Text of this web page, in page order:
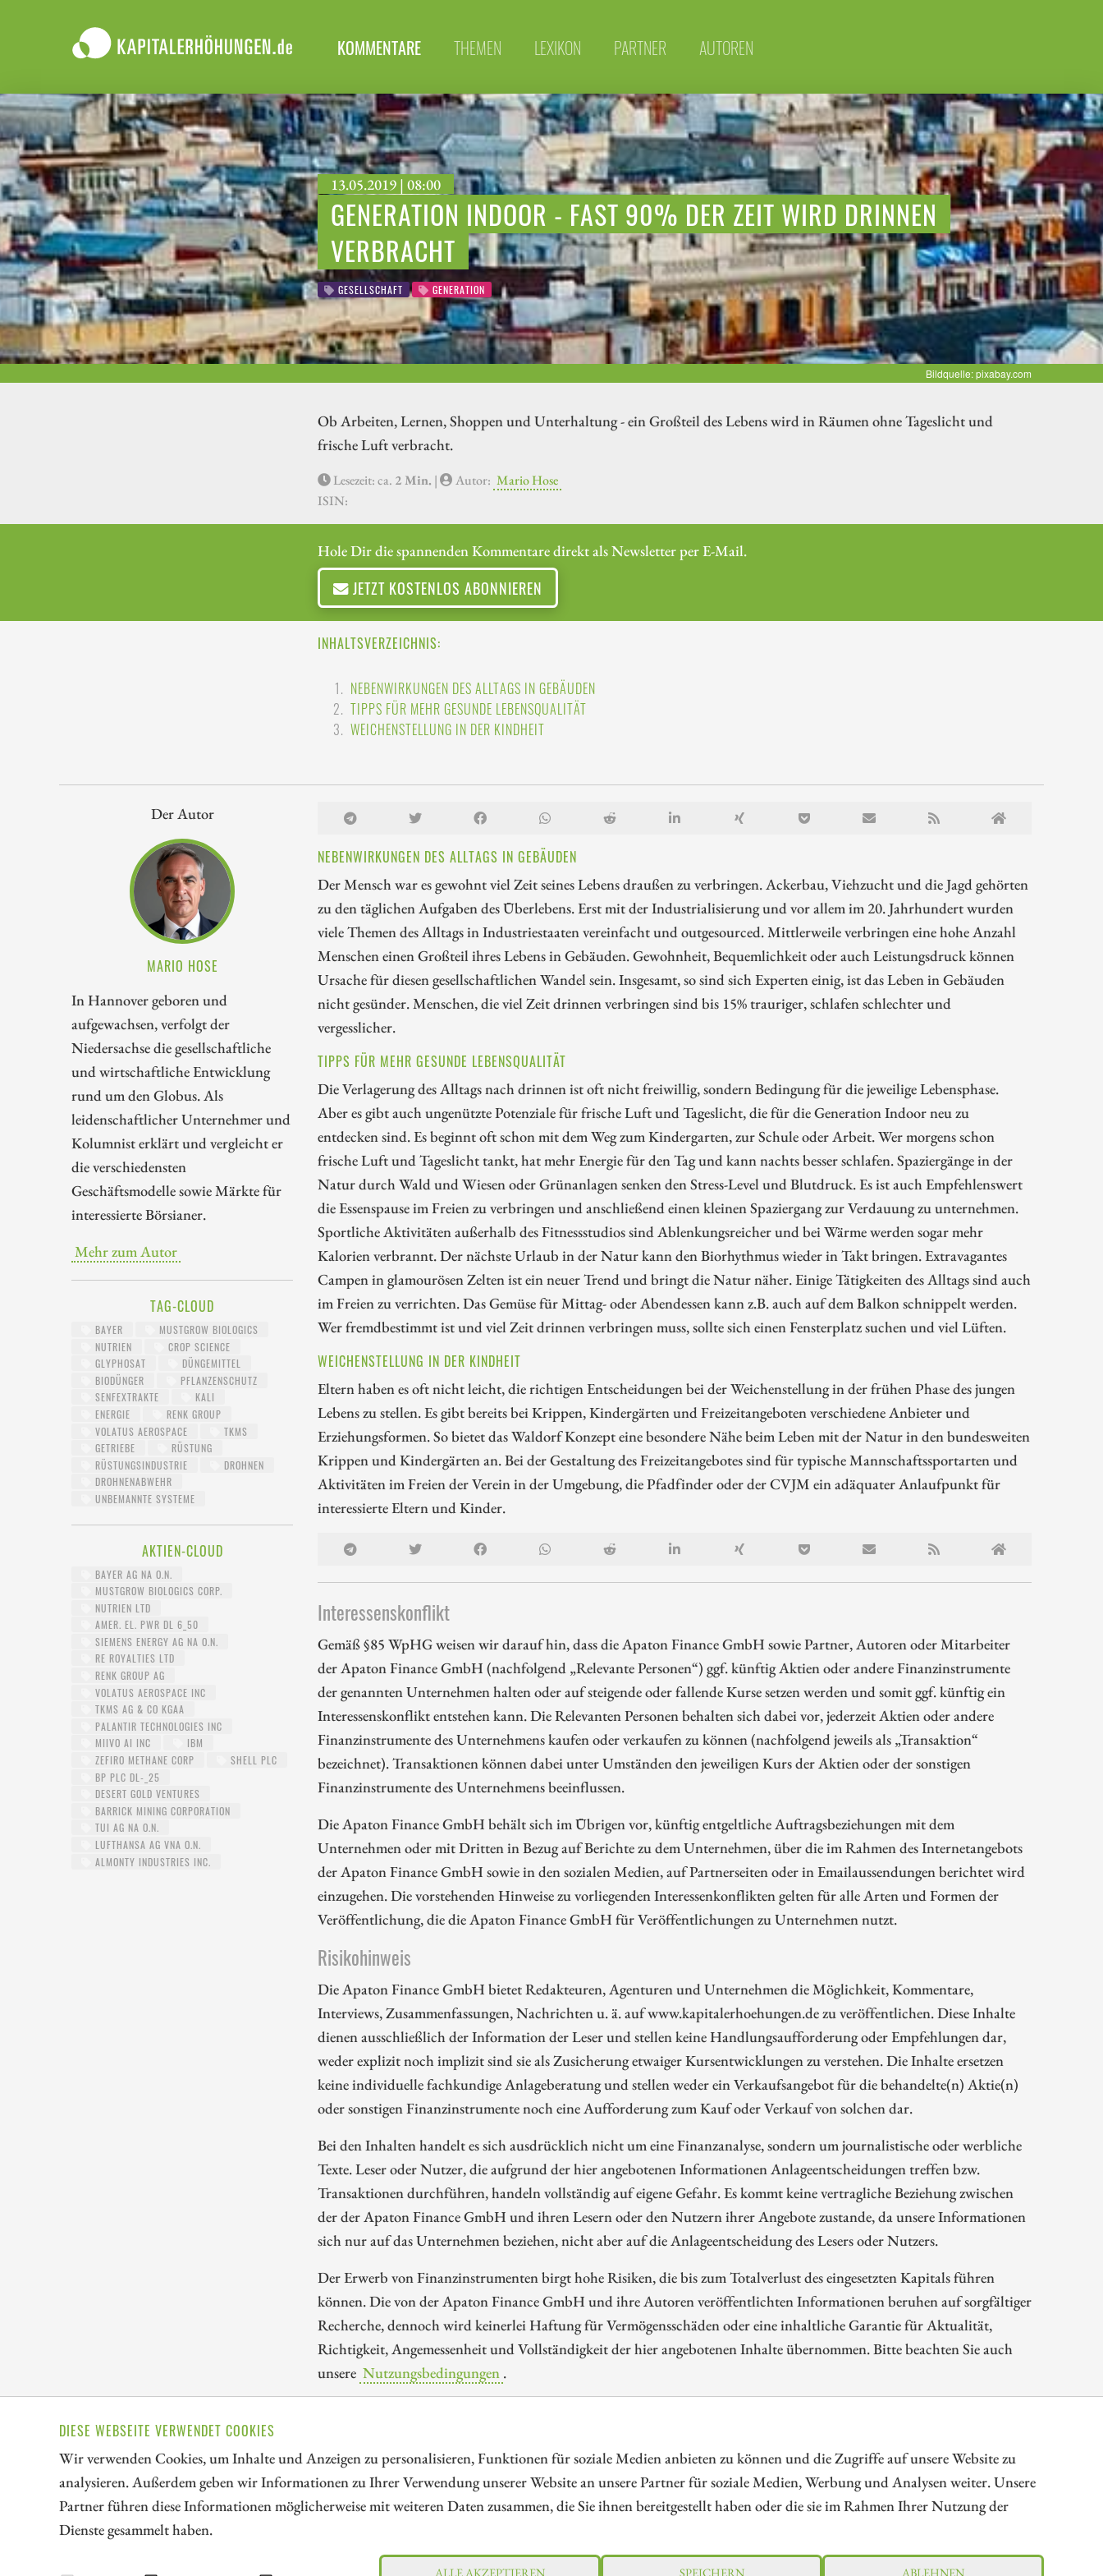
DIESE WEBSEITE VERWENDET COOKIES
Wir verwenden Cookies, um Inhalte und Anzeigen zu personalisieren, Funktionen für soziale Medien anbieten zu können und die Zugriffe auf unsere Website zu
analysieren. Außerdem geben wir Informationen zu Ihrer Verwendung unserer Website an unsere Partner für soziale Medien, Werbung und Analysen weiter. Unsere
Partner führen diese Informationen möglicherweise mit weiteren Daten zusammen, die Sie ihnen bereitgestellt haben oder die sie im Rahmen Ihrer Nutzung der
Dienste gesammelt haben.
ALLE AKZEPTIEREN SPEICHERN ABLEHNEN
KOMMENTARE THEMEN LEXIKON PARTNER AUTOREN
13.05.2019 | 08:00
GENERATION INDOOR - FAST 90% DER ZEIT WIRD DRINNEN
VERBRACHT
GESELLSCHAFT GENERATION
Bildquelle: pixabay.com
Ob Arbeiten, Lernen, Shoppen und Unterhaltung - ein Großteil des Lebens wird in Räumen ohne Tageslicht und
frische Luft verbracht.
Lesezeit: ca. 2 Min. | Autor: Mario Hose
ISIN:
Hole Dir die spannenden Kommentare direkt als Newsletter per E-Mail.
JETZT KOSTENLOS ABONNIEREN
INHALTSVERZEICHNIS:
NEBENWIRKUNGEN DES ALLTAGS IN GEBÄUDEN
TIPPS FÜR MEHR GESUNDE LEBENSQUALITÄT
WEICHENSTELLUNG IN DER KINDHEIT
Der Autor
MARIO HOSE
In Hannover geboren und
aufgewachsen, verfolgt der
Niedersachse die gesellschaftliche
und wirtschaftliche Entwicklung
rund um den Globus. Als
leidenschaftlicher Unternehmer und
Kolumnist erklärt und vergleicht er
die verschiedensten
Geschäftsmodelle sowie Märkte für
interessierte Börsianer.
Mehr zum Autor
TAG-CLOUD
BAYER
MUSTGROW BIOLOGICS
NUTRIEN
CROP SCIENCE
GLYPHOSAT
DÜNGEMITTEL
BIODÜNGER
PFLANZENSCHUTZ
SENFEXTRAKTE
KALI
ENERGIE
RENK GROUP
VOLATUS AEROSPACE
TKMS
GETRIEBE
RÜSTUNG
RÜSTUNGSINDUSTRIE
DROHNEN
DROHNENABWEHR
UNBEMANNTE SYSTEME
AKTIEN-CLOUD
BAYER AG NA O.N.
MUSTGROW BIOLOGICS CORP.
NUTRIEN LTD
AMER. EL. PWR DL 6_50
SIEMENS ENERGY AG NA O.N.
RE ROYALTIES LTD
RENK GROUP AG
VOLATUS AEROSPACE INC
TKMS AG & CO KGAA
PALANTIR TECHNOLOGIES INC
MIIVO AI INC
IBM
ZEFIRO METHANE CORP
SHELL PLC
BP PLC DL-_25
DESERT GOLD VENTURES
BARRICK MINING CORPORATION
TUI AG NA O.N.
LUFTHANSA AG VNA O.N.
ALMONTY INDUSTRIES INC.
NEBENWIRKUNGEN DES ALLTAGS IN GEBÄUDEN
Der Mensch war es gewohnt viel Zeit seines Lebens draußen zu verbringen. Ackerbau, Viehzucht und die Jagd gehörten
zu den täglichen Aufgaben des Überlebens. Erst mit der Industrialisierung und vor allem im 20. Jahrhundert wurden
viele Themen des Alltags in Industriestaaten vereinfacht und outgesourced. Mittlerweile verbringen eine hohe Anzahl
Menschen einen Großteil ihres Lebens in Gebäuden. Gewohnheit, Bequemlichkeit oder auch Leistungsdruck können
Ursache für diesen gesellschaftlichen Wandel sein. Insgesamt, so sind sich Experten einig, ist das Leben in Gebäuden
nicht gesünder. Menschen, die viel Zeit drinnen verbringen sind bis 15% trauriger, schlafen schlechter und
vergesslicher.
TIPPS FÜR MEHR GESUNDE LEBENSQUALITÄT
Die Verlagerung des Alltags nach drinnen ist oft nicht freiwillig, sondern Bedingung für die jeweilige Lebensphase.
Aber es gibt auch ungenützte Potenziale für frische Luft und Tageslicht, die für die Generation Indoor neu zu
entdecken sind. Es beginnt oft schon mit dem Weg zum Kindergarten, zur Schule oder Arbeit. Wer morgens schon
frische Luft und Tageslicht tankt, hat mehr Energie für den Tag und kann nachts besser schlafen. Spaziergänge in der
Natur durch Wald und Wiesen oder Grünanlagen senken den Stress-Level und Blutdruck. Es ist auch Empfehlenswert
die Essenspause im Freien zu verbringen und anschließend einen kleinen Spaziergang zur Verdauung zu unternehmen.
Sportliche Aktivitäten außerhalb des Fitnessstudios sind Ablenkungsreicher und bei Wärme werden sogar mehr
Kalorien verbrannt. Der nächste Urlaub in der Natur kann den Biorhythmus wieder in Takt bringen. Extravagantes
Campen in glamourösen Zelten ist ein neuer Trend und bringt die Natur näher. Einige Tätigkeiten des Alltags sind auch
im Freien zu verrichten. Das Gemüse für Mittag- oder Abendessen kann z.B. auch auf dem Balkon schnippelt werden.
Wer fremdbestimmt ist und viel Zeit drinnen verbringen muss, sollte sich einen Fensterplatz suchen und viel Lüften.
WEICHENSTELLUNG IN DER KINDHEIT
Eltern haben es oft nicht leicht, die richtigen Entscheidungen bei der Weichenstellung in der frühen Phase des jungen
Lebens zu stellen. Es gibt bereits bei Krippen, Kindergärten und Freizeitangeboten verschiedene Anbieter und
Erziehungsformen. So bietet das Waldorf Konzept eine besondere Nähe beim Leben mit der Natur in den bundesweiten
Krippen und Kindergärten an. Bei der Gestaltung des Freizeitangebotes sind für typische Mannschaftssportarten und
Aktivitäten im Freien der Verein in der Umgebung, die Pfadfinder oder der CVJM ein adäquater Anlaufpunkt für
interessierte Eltern und Kinder.
Interessenskonflikt
Gemäß §85 WpHG weisen wir darauf hin, dass die Apaton Finance GmbH sowie Partner, Autoren oder Mitarbeiter
der Apaton Finance GmbH (nachfolgend „Relevante Personen“) ggf. künftig Aktien oder andere Finanzinstrumente
der genannten Unternehmen halten oder auf steigende oder fallende Kurse setzen werden und somit ggf. künftig ein
Interessenskonflikt entstehen kann. Die Relevanten Personen behalten sich dabei vor, jederzeit Aktien oder andere
Finanzinstrumente des Unternehmens kaufen oder verkaufen zu können (nachfolgend jeweils als „Transaktion“
bezeichnet). Transaktionen können dabei unter Umständen den jeweiligen Kurs der Aktien oder der sonstigen
Finanzinstrumente des Unternehmens beeinflussen.
Die Apaton Finance GmbH behält sich im Übrigen vor, künftig entgeltliche Auftragsbeziehungen mit dem
Unternehmen oder mit Dritten in Bezug auf Berichte zu dem Unternehmen, über die im Rahmen des Internetangebots
der Apaton Finance GmbH sowie in den sozialen Medien, auf Partnerseiten oder in Emailaussendungen berichtet wird
einzugehen. Die vorstehenden Hinweise zu vorliegenden Interessenkonflikten gelten für alle Arten und Formen der
Veröffentlichung, die die Apaton Finance GmbH für Veröffentlichungen zu Unternehmen nutzt.
Risikohinweis
Die Apaton Finance GmbH bietet Redakteuren, Agenturen und Unternehmen die Möglichkeit, Kommentare,
Interviews, Zusammenfassungen, Nachrichten u. ä. auf www.kapitalerhoehungen.de zu veröffentlichen. Diese Inhalte
dienen ausschließlich der Information der Leser und stellen keine Handlungsaufforderung oder Empfehlungen dar,
weder explizit noch implizit sind sie als Zusicherung etwaiger Kursentwicklungen zu verstehen. Die Inhalte ersetzen
keine individuelle fachkundige Anlageberatung und stellen weder ein Verkaufsangebot für die behandelte(n) Aktie(n)
oder sonstigen Finanzinstrumente noch eine Aufforderung zum Kauf oder Verkauf von solchen dar.
Bei den Inhalten handelt es sich ausdrücklich nicht um eine Finanzanalyse, sondern um journalistische oder werbliche
Texte. Leser oder Nutzer, die aufgrund der hier angebotenen Informationen Anlageentscheidungen treffen bzw.
Transaktionen durchführen, handeln vollständig auf eigene Gefahr. Es kommt keine vertragliche Beziehung zwischen
der der Apaton Finance GmbH und ihren Lesern oder den Nutzern ihrer Angebote zustande, da unsere Informationen
sich nur auf das Unternehmen beziehen, nicht aber auf die Anlageentscheidung des Lesers oder Nutzers.
Der Erwerb von Finanzinstrumenten birgt hohe Risiken, die bis zum Totalverlust des eingesetzten Kapitals führen
können. Die von der Apaton Finance GmbH und ihre Autoren veröffentlichten Informationen beruhen auf sorgfältiger
Recherche, dennoch wird keinerlei Haftung für Vermögensschäden oder eine inhaltliche Garantie für Aktualität,
Richtigkeit, Angemessenheit und Vollständigkeit der hier angebotenen Inhalte übernommen. Bitte beachten Sie auch
unsere Nutzungsbedingungen .
// kapitalerhoehungen.de - © 2026 - Die Informationsplattform für Investoren und Unternehmen rund um Kapitalerhöhung, Kapitalmarkt und Unternehmensfinanzierung
LEXIKON
Nutzungsbedingungen Cookie-Einstellungen